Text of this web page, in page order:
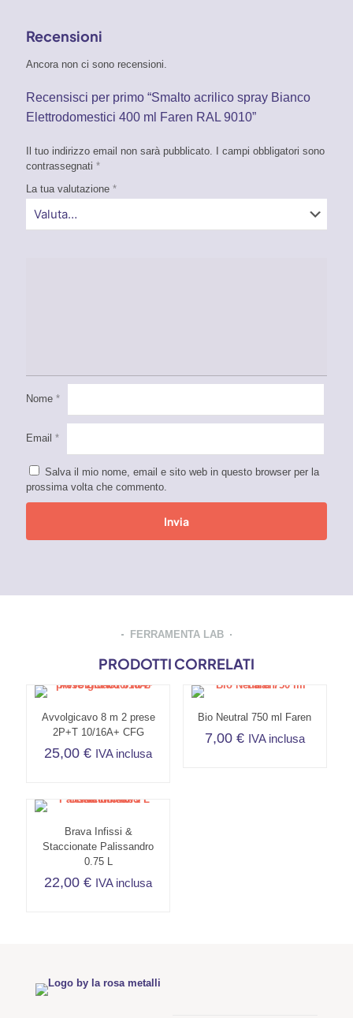
Recensioni
Ancora non ci sono recensioni.
Recensisci per primo “Smalto acrilico spray Bianco
Elettrodomestici 400 ml Faren RAL 9010”
Il tuo indirizzo email non sarà pubblicato.
I campi obbligatori sono
contrassegnati *
La tua valutazione *
Nome *
Email *
Salva il mio nome, email e sito web in questo browser per la
prossima volta che commento.
FERRAMENTA LAB
PRODOTTI CORRELATI
Avvolgicavo 8 m 2 prese
2P+T 10/16A+ CFG
25,00€ IVA inclusa
Bio Neutral 750 ml Faren
7,00 € IVA inclusa
Brava Infissi &
Staccionate Palissandro
0.75 L
22,00€ IVA inclusa